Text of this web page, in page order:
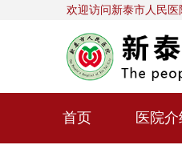
欢迎访问新泰市人民医
首页 医院介